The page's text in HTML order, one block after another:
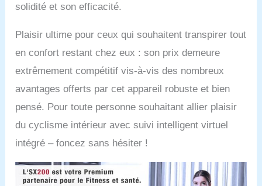
solidité et son efficacité.
Plaisir ultime pour ceux qui souhaitent transpirer tout
en confort restant chez eux : son prix demeure
extrêmement compétitif vis-à-vis des nombreux
avantages offerts par cet appareil robuste et bien
pensé. Pour toute personne souhaitant allier plaisir
du cyclisme intérieur avec suivi intelligent virtuel
intégré – foncez sans hésiter !